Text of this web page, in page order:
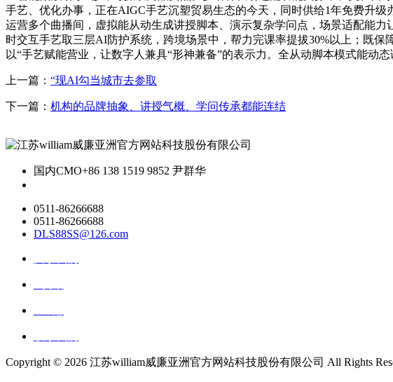
手艺、优化办事，正在AIGC手艺沉塑贸易生态的今天，同时供给1年免费升
运营多个曲播间，虚拟能从动生成讲授脚本、演示复杂学问点，场景适配能
时交互手艺取三层AI防护系统，跨境场景中，帮力完课率提拔30%以上；既
以“手艺赋能营业，让数字人兼具“形神兼备”的表示力。全从动脚本模式能动
上一篇： “现AI勾当城市去参取
下一篇： 机构的品牌抽象、讲授气概、学问传承都能连结
国内CMO+86 138 1519 9852 尹群华
0511-86266688
0511-86266688
DLS88SS@126.com
Copyright © 2026 江苏william威廉亚洲官方网站科技股份有限公司 All Rights